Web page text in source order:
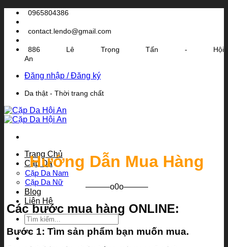
qua
dung
0965804386
contact.lendo@gmail.com
886 Lê Trọng Tấn - Hội
An
Đăng nhập / Đăng ký
Da thật - Thời trang chất
Trang Chủ
Cặp Da
Cặp Da Nam
Cặp Da Nữ
Blog
Liên Hệ
Tìm
kiếm:
Hướng Dẫn Mua Hàng
———o0o———
Các bước mua hàng ONLINE:
Bước 1: Tìm sản phẩm bạn muốn mua.